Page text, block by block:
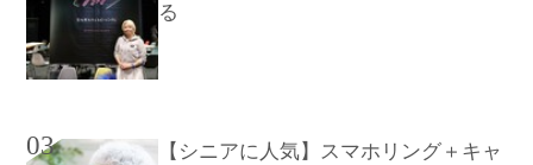
る
03
【シニアに人気】スマホリング＋キャ